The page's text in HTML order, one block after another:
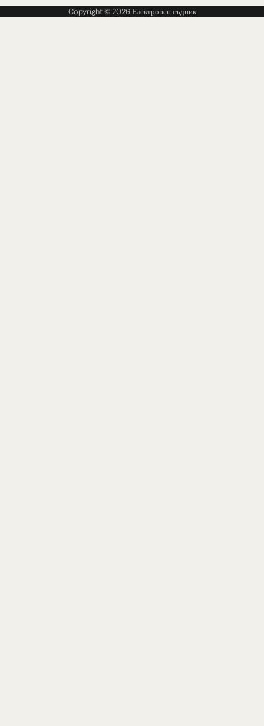
Copyright © 2026Електронен съдник